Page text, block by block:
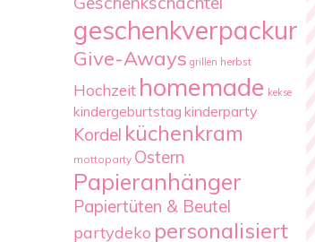
geschenkverpackung
Give-Aways grillen herbst
Hochzeit homemade kekse
kindergeburtstag kinderparty
Kordel küchenkram
mottoparty Ostern
Papieranhänger
Papiertüten & Beutel
partydeko personalisiert